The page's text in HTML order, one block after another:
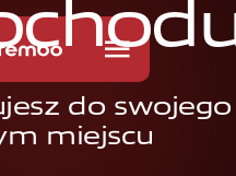
chod
do
miejscu